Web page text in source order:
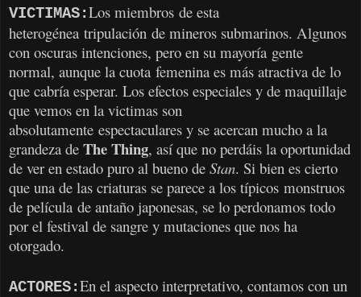
VICTIMAS:Los miembros de esta
heterogénea tripulación de mineros submarinos. Algunos
con oscuras intenciones, pero en su mayoría gente
normal, aunque la cuota femenina es más atractiva de lo
que cabría esperar. Los efectos especiales y de maquillaje
que vemos en la victimas son
absolutamente espectaculares y se acercan mucho a la
grandeza de The Thing, así que no perdáis la oportunidad
de ver en estado puro al bueno de Stan. Si bien es cierto
que una de las criaturas se parece a los típicos monstruos
de película de antaño japonesas, se lo perdonamos todo
por el festival de sangre y mutaciones que nos ha
otorgado.
ACTORES:En el aspecto interpretativo, contamos con un